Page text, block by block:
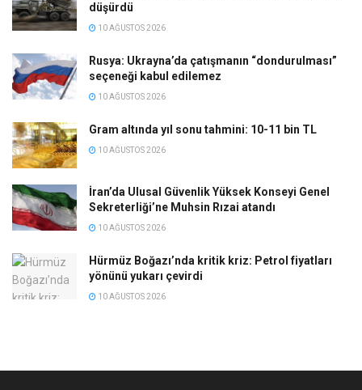
düşürdü
10 AĞUSTOS 2026
Rusya: Ukrayna’da çatışmanın “dondurulması”
seçeneği kabul edilemez
10 AĞUSTOS 2026
Gram altında yıl sonu tahmini: 10-11 bin TL
10 AĞUSTOS 2026
İran’da Ulusal Güvenlik Yüksek Konseyi Genel
Sekreterliği’ne Muhsin Rızai atandı
10 AĞUSTOS 2026
Hürmüz Boğazı’nda kritik kriz: Petrol fiyatları
yönünü yukarı çevirdi
10 AĞUSTOS 2026